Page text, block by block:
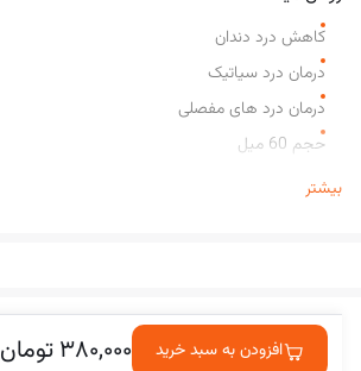
کاهش درد دندان
درمان درد سیاتیک
درمان درد های مفصلی
حجم 60 میل
برای روش استفاده QR روی محصول را اسکن کنیدبیشتر
۳۸۰,۰۰۰تومان افزودن به سبد خرید
در کنارش خریداری شده